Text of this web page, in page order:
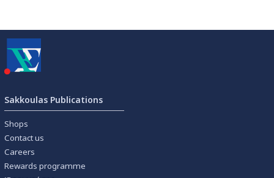
Sakkoulas Publications
Shops
Contact us
Careers
Rewards programme